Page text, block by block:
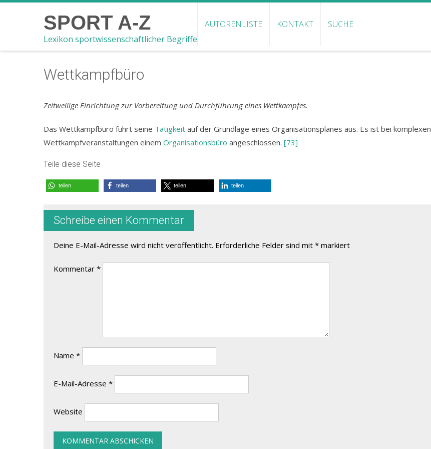
SPORT A-Z
Lexikon sportwissenschaftlicher Begriffe
AUTORENLISTE KONTAKT SUCHE
Wettkampfbüro
Zeitweilige Einrichtung zur Vorbereitung und Durchführung eines Wettkampfes.
Das Wettkampfbüro führt seine Tätigkeit auf der Grundlage eines Organisationsplanes aus. Es ist bei komplexen
Wettkampfveranstaltungen einem Organisationsbüro angeschlossen. [73]
Teile diese Seite
teilen teilen teilen teilen
Schreibe einen Kommentar
Deine E-Mail-Adresse wird nicht veröffentlicht. Erforderliche Felder sind mit * markiert
Kommentar *
Name *
E-Mail-Adresse *
Website